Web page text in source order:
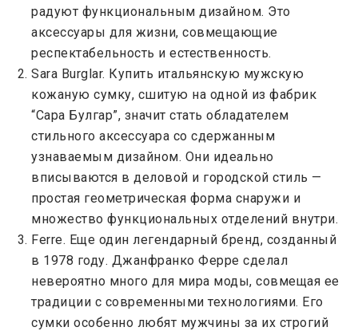
радуют функциональным дизайном. Это
аксессуары для жизни, совмещающие
респектабельность и естественность.
Sara Burglar. Купить итальянскую мужскую
кожаную сумку, сшитую на одной из фабрик
“Сара Булгар”, значит стать обладателем
стильного аксессуара со сдержанным
узнаваемым дизайном. Они идеально
вписываются в деловой и городской стиль —
простая геометрическая форма снаружи и
множество функциональных отделений внутри.
Ferre. Еще один легендарный бренд, созданный
в 1978 году. Джанфранко Ферре сделал
невероятно много для мира моды, совмещая ее
традиции с современными технологиями. Его
сумки особенно любят мужчины за их строгий